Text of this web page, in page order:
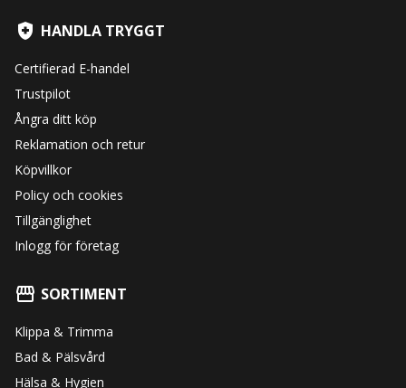
HANDLA TRYGGT
Certifierad E-handel
Trustpilot
Ångra ditt köp
Reklamation och retur
Köpvillkor
Policy och cookies
Tillgänglighet
Inlogg för företag
SORTIMENT
Klippa & Trimma
Bad & Pälsvård
Hälsa & Hygien